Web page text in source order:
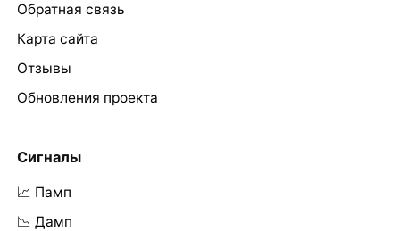
Обратная связь
Карта сайта
Отзывы
Обновления проекта
Сигналы
📈 Памп
📉 Дамп